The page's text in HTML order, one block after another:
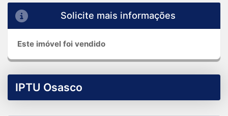
Solicite mais informações
Este imóvel foi vendido
IPTU Osasco